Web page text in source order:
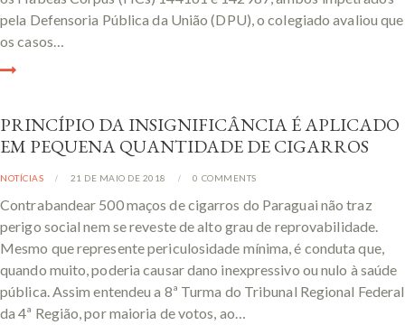
pela Defensoria Pública da União (DPU), o colegiado avaliou que
os casos…
PRINCÍPIO DA INSIGNIFICÂNCIA É APLICADO
EM PEQUENA QUANTIDADE DE CIGARROS
NOTÍCIAS 21 DE MAIO DE 2018 0 COMMENTS
Contrabandear 500 maços de cigarros do Paraguai não traz
perigo social nem se reveste de alto grau de reprovabilidade.
Mesmo que represente periculosidade mínima, é conduta que,
quando muito, poderia causar dano inexpressivo ou nulo à saúde
pública. Assim entendeu a 8ª Turma do Tribunal Regional Federal
da 4ª Região, por maioria de votos, ao…